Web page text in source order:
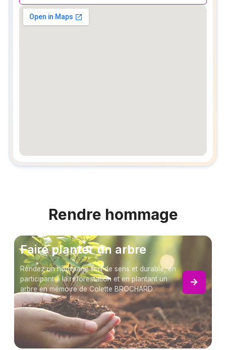
embedgooglemap.net
Rendre hommage
Faire planter un arbre
Rendez un hommage fort de sens et durable, en
participant à la reforestation et en plantant un
arbre en mémoire de Colette BROCHARD.